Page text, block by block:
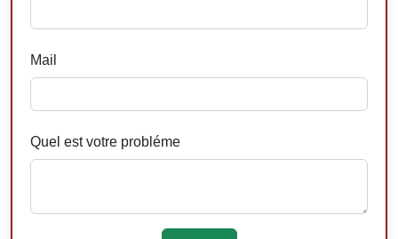
Mail
Quel est votre probléme